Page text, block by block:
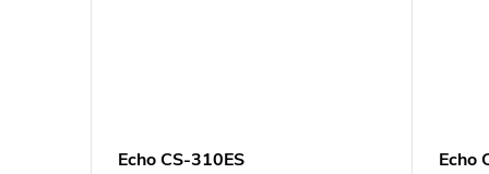
Echo CS-310ES Echo